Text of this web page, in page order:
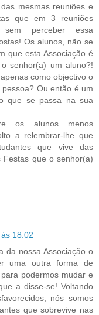
mesmas reuniões e
que em 3 reuniões
sem perceber essa
Os alunos, não se
que esta Associação é
senhor(a) um aluno?!
como objectivo o
Ou então é um
que se passa na sua
os alunos menos
a relembrar-lhe que
que vive das
que o senhor(a)
18:02
da nossa Associação o
uma outra forma de
podermos mudar e
a disse-se! Voltando
nós somos
que sobrevive nas